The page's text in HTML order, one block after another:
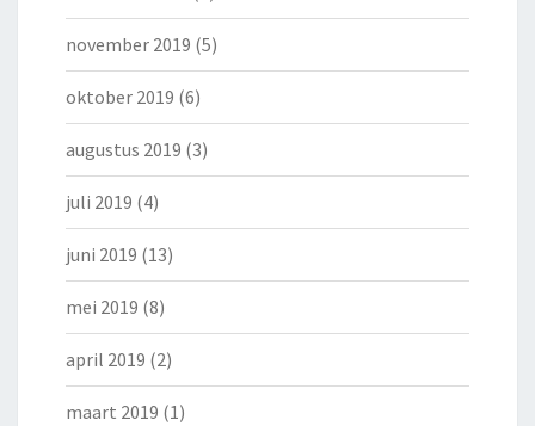
november 2019 (5)
oktober 2019 (6)
augustus 2019 (3)
juli 2019 (4)
juni 2019 (13)
mei 2019 (8)
april 2019 (2)
maart 2019 (1)